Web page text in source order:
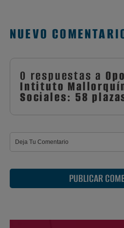
NUEVO
0 respuestas a
Intituto
Sociales: 58
PUBLICAR